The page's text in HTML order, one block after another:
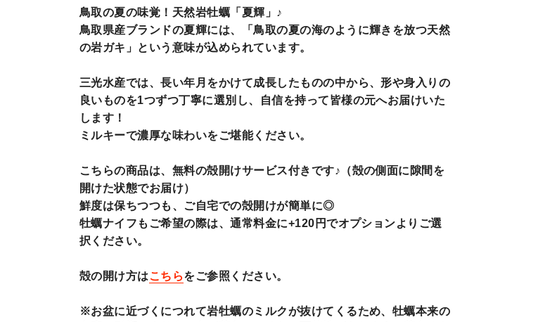
る
ー
ト
に
品
を
追
加
る
鳥取の夏の味覚！天然岩牡蠣「夏輝」♪
鳥取県産ブランドの夏輝には、「鳥取の夏の海のように輝きを放つ天然
の岩ガキ」という意味が込められています。
三光水産では、長い年月をかけて成長したものの中から、形や身入りの
良いものを1つずつ丁寧に選別し、自信を持って皆様の元へお届けいた
します！
ミルキーで濃厚な味わいをご堪能ください。
こちらの商品は、無料の殻開けサービス付きです♪（殻の側面に隙間を
開けた状態でお届け）
鮮度は保ちつつも、ご自宅での殻開けが簡単に◎
牡蠣ナイフもご希望の際は、通常料金に+120円でオプションよりご選
択ください。
殻の開け方はこちらをご参照ください。
※お盆に近づくにつれて岩牡蠣のミルクが抜けてくるため、牡蠣本来の